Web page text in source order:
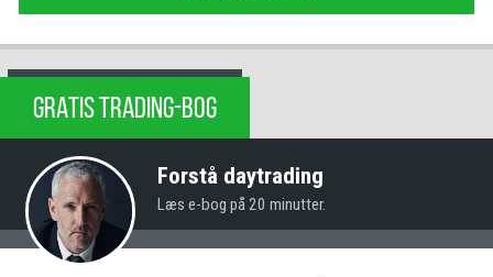
GRATIS TRADING-BOG
Forstå daytrading
Læs e-bog på 20 minutter.